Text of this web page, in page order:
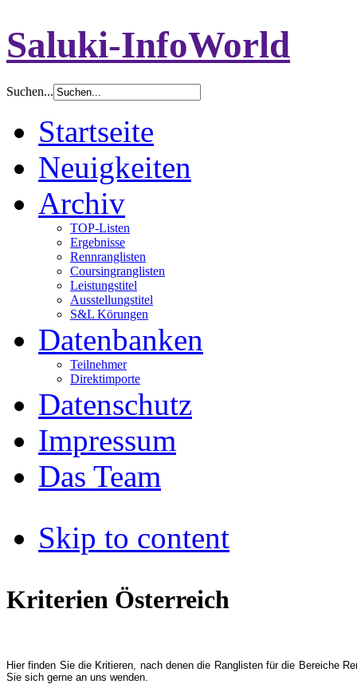
Saluki-InfoWorld
Suchen...
Startseite
Neuigkeiten
Archiv
TOP-Listen
Ergebnisse
Rennranglisten
Coursingranglisten
Leistungstitel
Ausstellungstitel
S&L Körungen
Datenbanken
Teilnehmer
Direktimporte
Datenschutz
Impressum
Das Team
Skip to content
Kriterien Österreich
Hier finden Sie die Kritieren, nach denen die Ranglisten für die Bereiche
Sie sich gerne an uns wenden.